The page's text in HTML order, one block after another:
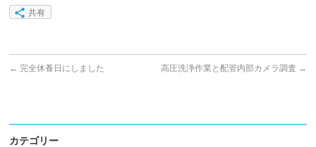
共有
← 完全休養日にしました 高圧洗浄作業と配管内部カメラ調査 →
カテゴリー